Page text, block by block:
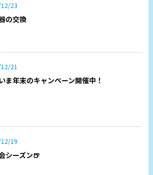
23
の交換
21
ま年末のキャンペーン開催中！
19
シーズン🍺